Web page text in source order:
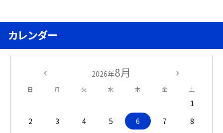
カレンダー
2026年8月
日 月 火 水 木 金 土
1
2
3 4 5 6 7
8